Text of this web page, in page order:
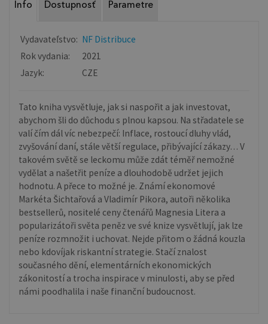
Info Dostupnosť Parametre
Vydavateľstvo: NF Distribuce
Rok vydania:
2021
Jazyk:
CZE
Tato kniha vysvětluje, jak si naspořit a jak investovat,
abychom šli do důchodu s plnou kapsou. Na střadatele se
valí čím dál víc nebezpečí: Inflace, rostoucí dluhy vlád,
zvyšování daní, stále větší regulace, přibývající zákazy… V
takovém světě se leckomu může zdát téměř nemožné
vydělat a našetřit peníze a dlouhodobě udržet jejich
hodnotu. A přece to možné je. Známí ekonomové
Markéta Šichtařová a Vladimír Pikora, autoři několika
bestsellerů, nositelé ceny čtenářů Magnesia Litera a
popularizátoři světa peněz ve své knize vysvětlují, jak lze
peníze rozmnožit i uchovat. Nejde přitom o žádná kouzla
nebo kdovíjak riskantní strategie. Stačí znalost
současného dění, elementárních ekonomických
zákonitostí a trocha inspirace v minulosti, aby se před
námi poodhalila i naše finanční budoucnost.